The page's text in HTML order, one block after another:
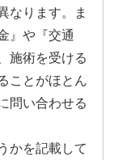
なります。ま
』や『交通
施術を受ける
ことがほとん
問い合わせる
かを記載して